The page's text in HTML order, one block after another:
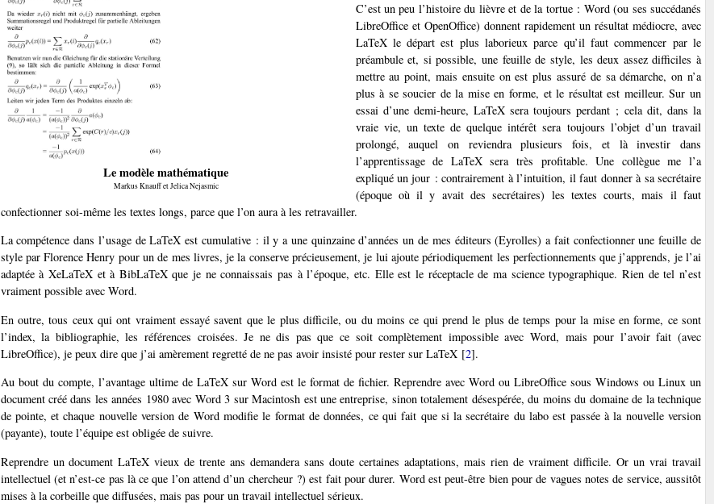
Le modèle mathématique
Markus Knauff et Jelica Nejasmic
C’est un peu l’histoire du lièvre et de la tortue : Word (ou ses succédanés
LibreOffice et OpenOffice) donnent rapidement un résultat médiocre, avec
LaTeX le départ est plus laborieux parce qu’il faut commencer par le
préambule et, si possible, une feuille de style, les deux assez difficiles à
mettre au point, mais ensuite on est plus assuré de sa démarche, on n’a
plus à se soucier de la mise en forme, et le résultat est meilleur. Sur un
essai d’une demi-heure, LaTeX sera toujours perdant ; cela dit, dans la
vraie vie, un texte de quelque intérêt sera toujours l’objet d’un travail
prolongé, auquel on reviendra plusieurs fois, et là investir dans
l’apprentissage de LaTeX sera très profitable. Une collègue me l’a
expliqué un jour : contrairement à l’intuition, il faut donner à sa secrétaire
(époque où il y avait des secrétaires) les textes courts, mais il faut
confectionner soi-même les textes longs, parce que l’on aura à les retravailler.
La compétence dans l’usage de LaTeX est cumulative : il y a une quinzaine d’années un de mes éditeurs (Eyrolles) a fait confectionner une feuille de
style par Florence Henry pour un de mes livres, je la conserve précieusement, je lui ajoute périodiquement les perfectionnements que j’apprends, je l’ai
adaptée à XeLaTeX et à BibLaTeX que je ne connaissais pas à l’époque, etc. Elle est le réceptacle de ma science typographique. Rien de tel n’est
vraiment possible avec Word.
En outre, tous ceux qui ont vraiment essayé savent que le plus difficile, ou du moins ce qui prend le plus de temps pour la mise en forme, ce sont
l’index, la bibliographie, les références croisées. Je ne dis pas que ce soit complètement impossible avec Word, mais pour l’avoir fait (avec
LibreOffice), je peux dire que j’ai amèrement regretté de ne pas avoir insisté pour rester sur LaTeX[2].
Au bout du compte, l’avantage ultime de LaTeX sur Word est le format de fichier. Reprendre avec Word ou LibreOffice sous Windows ou Linux un
document créé dans les années 1980 avec Word 3 sur Macintosh est une entreprise, sinon totalement désespérée, du moins du domaine de la technique
de pointe, et chaque nouvelle version de Word modifie le format de données, ce qui fait que si la secrétaire du labo est passée à la nouvelle version
(payante), toute l’équipe est obligée de suivre.
Reprendre un document LaTeX vieux de trente ans demandera sans doute certaines adaptations, mais rien de vraiment difficile. Or un vrai travail
intellectuel (et n’est-ce pas là ce que l’on attend d’un chercheur ?) est fait pour durer. Word est peut-être bien pour de vagues notes de service, aussitôt
mises à la corbeille que diffusées, mais pas pour un travail intellectuel sérieux.